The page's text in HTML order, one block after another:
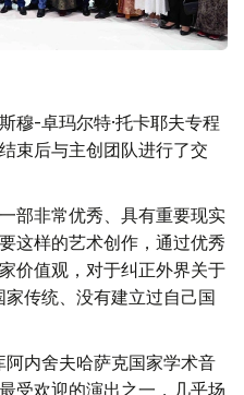
穆-卓玛尔特·托卡耶夫专程
束后与主创团队进行了交
部非常优秀、具有重要现实
这样的艺术创作，通过优秀
价值观，对于纠正外界关于
传统、没有建立过自己国
内舍夫哈萨克国家学术音
受欢迎的演出之一，几乎场